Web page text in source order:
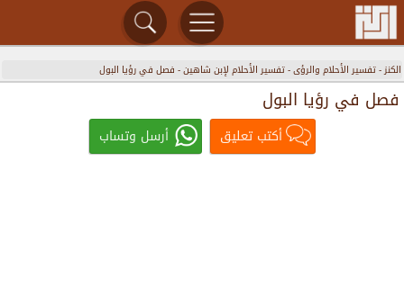
الكنز-تفسير الأحلام والرؤى-تفسير الأحلام لإبن شاهين- فصل في رؤيا البول
فصل في رؤيا البول
أكتب تعليق أرسل وتساب